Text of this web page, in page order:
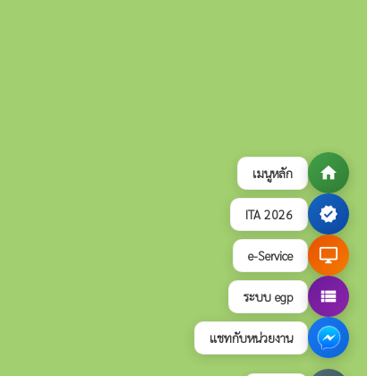
เมนูหลัก home
ITA 2026 verified
e-Service desktop_windows
ระบบ egp view_list
แชทกับหน่วยงาน